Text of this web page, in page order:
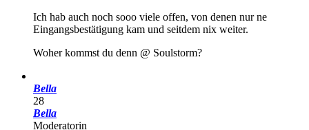
Ich hab auch noch sooo viele offen, von denen nur ne
Eingangsbestätigung kam und seitdem nix weiter.
Woher kommst du denn @ Soulstorm?
Bella
28
Bella
Moderatorin